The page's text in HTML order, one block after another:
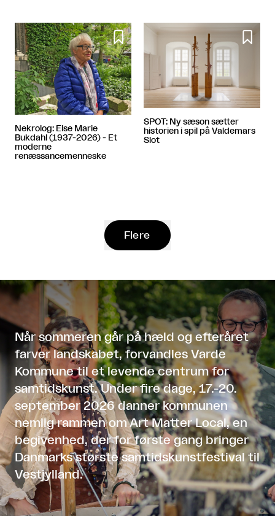

Nekrolog: Else Marie
Bukdahl (1937-2026) - Et
moderne
renæssancemenneske

SPOT: Ny sæson sætter
historien i spil på Valdemars
Slot
Flere
Når sommeren går på hæld og efteråret
farver landskabet, forvandles Varde
Kommune til et levende centrum for
samtidskunst. Under fire dage, 17.-20.
september 2026 danner kommunen
nemlig rammen om Art Matter Local, en
begivenhed, der for første gang bringer
Danmarks største samtidskunstfestival til
Vestjylland.